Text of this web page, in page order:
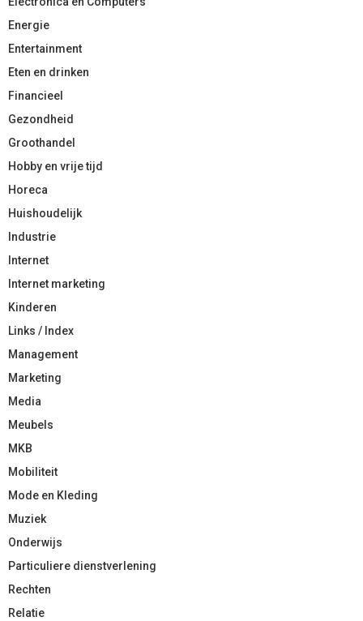
Energie
Entertainment
Eten en drinken
Financieel
Gezondheid
Groothandel
Hobby en vrije tijd
Horeca
Huishoudelijk
Industrie
Internet
Internet marketing
Kinderen
Links / Index
Management
Marketing
Media
Meubels
MKB
Mobiliteit
Mode en Kleding
Muziek
Onderwijs
Particuliere dienstverlening
Rechten
Relatie